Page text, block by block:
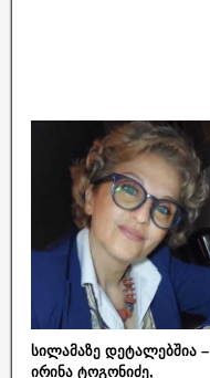
სილამაზე დეტალებშია –
ირინა ტოგონიძე,